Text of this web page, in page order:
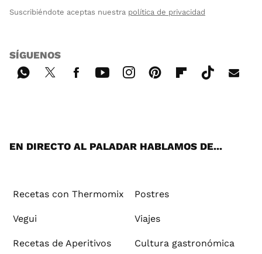
Suscribiéndote aceptas nuestra política de privacidad
SÍGUENOS
EN DIRECTO AL PALADAR HABLAMOS DE...
Recetas con Thermomix Postres
Vegui Viajes
Recetas de Aperitivos Cultura gastronómica